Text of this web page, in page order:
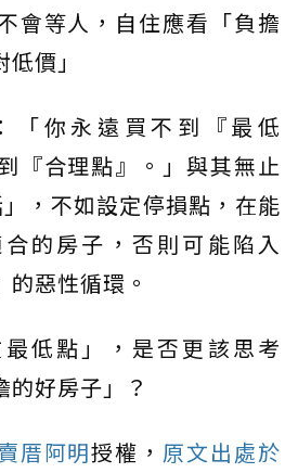
會等人，自住應看「負擔
價」
「你永遠買不到『最低
『合理點』。」與其無止
，不如設定停損點，在能
的房子，否則可能陷入
的惡性循環。
低點」，是否更該思考
的好房子」？
厝阿明授權， 原文出處於